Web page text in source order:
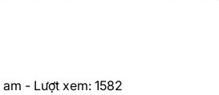
- Lượt xem: 1582